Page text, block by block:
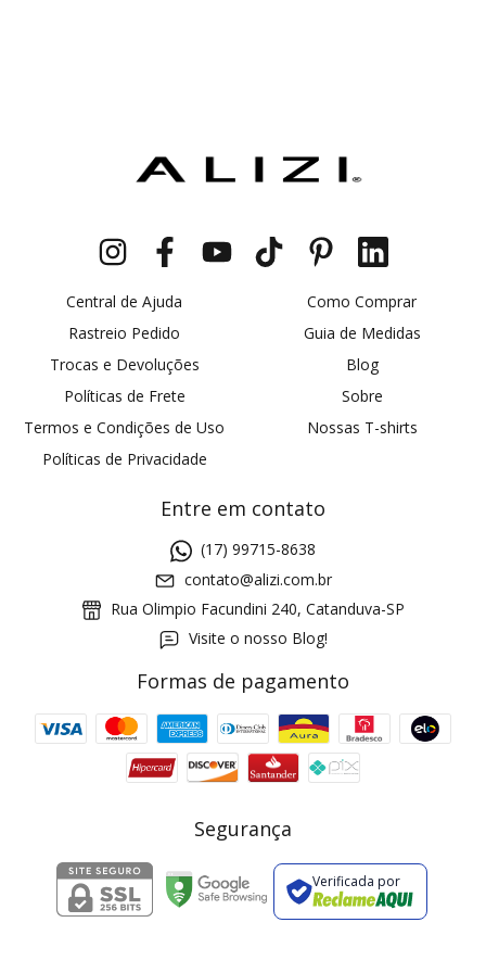
Central de Ajuda
Rastreio Pedido
Trocas e Devoluções
Políticas de Frete
Termos e Condições de Uso
Políticas de Privacidade
Como Comprar
Guia de Medidas
Blog
Sobre
Nossas T-shirts
Entre em contato
(17) 99715-8638
contato@alizi.com.br
Rua Olimpio Facundini 240, Catanduva-SP
Visite o nosso Blog!
Formas de pagamento
Segurança
Verificada por
Cupom 1a compra: GANHE5
2 pecas 7% OFF